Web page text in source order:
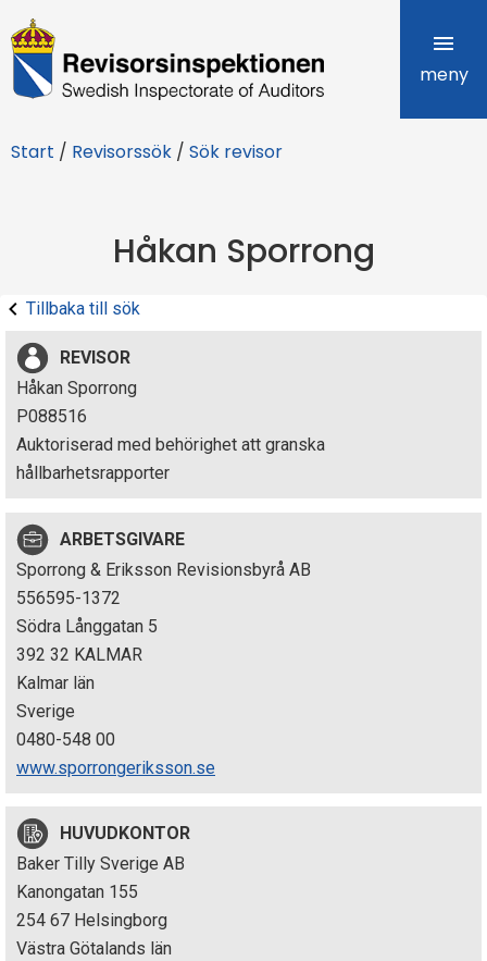
R
e
i
r
s
i
n
s
p
e
k
t
i
o
n
e
n
meny
Start / Revisorssök / Sök revisor
Håkan Sporrong
Tillbaka till sök
REVISOR
Håkan Sporrong
P088516
Auktoriserad med behörighet att granska
hållbarhetsrapporter
ARBETSGIVARE
Sporrong & Eriksson Revisionsbyrå AB
556595-1372
Södra Långgatan 5
392 32 KALMAR
Kalmar län
Sverige
0480-548 00
www.sporrongeriksson.se
HUVUDKONTOR
Baker Tilly Sverige AB
Kanongatan 155
254 67 Helsingborg
Västra Götalands län